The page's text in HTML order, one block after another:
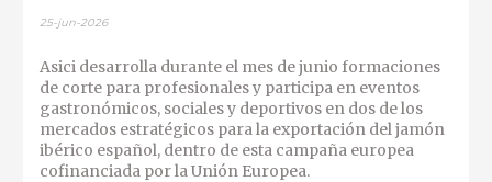
25-jun-2026
Asici desarrolla durante el mes de junio formaciones
de corte para profesionales y participa en eventos
gastronómicos, sociales y deportivos en dos de los
mercados estratégicos para la exportación del jamón
ibérico español, dentro de esta campaña europea
cofinanciada por la Unión Europea.